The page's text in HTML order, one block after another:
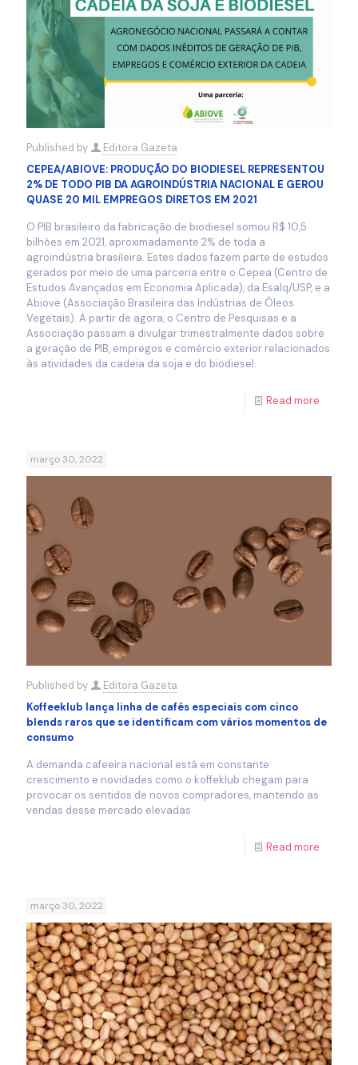
Published by
Editora Gazeta
CEPEA/ABIOVE: PRODUÇÃO DO BIODIESEL REPRESENTOU
2% DE TODO PIB DA AGROINDÚSTRIA NACIONAL E GEROU
QUASE 20 MIL EMPREGOS DIRETOS EM 2021
O PIB brasileiro da fabricação de biodiesel somou R$ 10,5
bilhões em 2021, aproximadamente 2% de toda a
agroindústria brasileira. Estes dados fazem parte de estudos
gerados por meio de uma parceria entre o Cepea (Centro de
Estudos Avançados em Economia Aplicada), da Esalq/USP, e a
Abiove (Associação Brasileira das Indústrias de Óleos
Vegetais). A partir de agora, o Centro de Pesquisas e a
Associação passam a divulgar trimestralmente dados sobre
a geração de PIB, empregos e comércio exterior relacionados
às atividades da cadeia da soja e do biodiesel.
Read more
março 30, 2022
Published by
Editora Gazeta
Koffeeklub lança linha de cafés especiais com cinco
blends raros que se identificam com vários momentos de
consumo
A demanda cafeeira nacional está em constante
crescimento e novidades como o koffeklub chegam para
provocar os sentidos de novos compradores, mantendo as
vendas desse mercado elevadas
Read more
março 30, 2022